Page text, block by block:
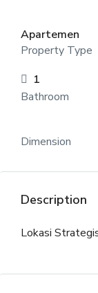
Apartemen
Property Type
1
Bathroom
Dimension
Description
Lokasi